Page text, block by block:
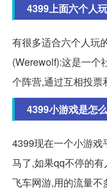
4399上面六个人
有很多适合六个人玩
(Werewolf):这是一个
个阵营,通过互相投票
4399小游戏是怎
4399现在一个小游戏
马了,如果qq不停的
飞车网游,用的流量不